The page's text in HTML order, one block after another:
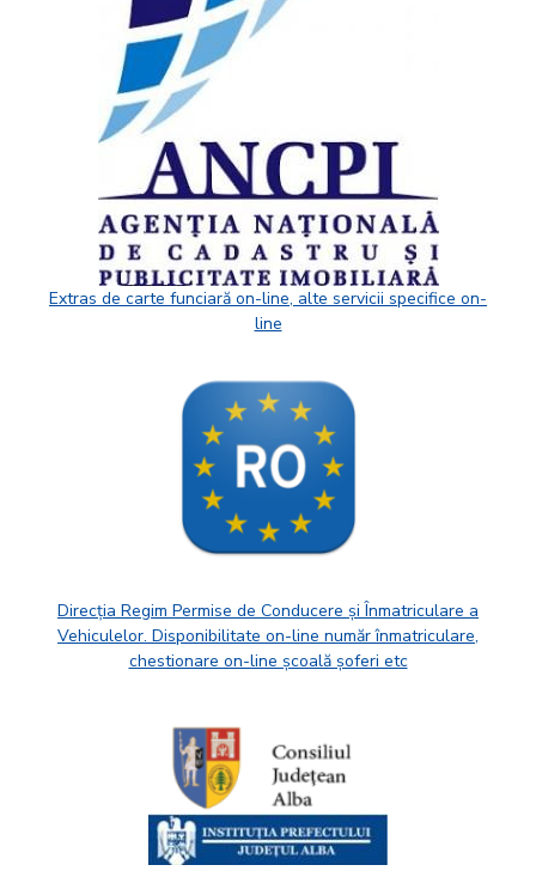
Extras de carte funciară on-line, alte servicii specifice on-
line
Direcția Regim Permise de Conducere și Înmatriculare a
Vehiculelor. Disponibilitate on-line număr înmatriculare,
chestionare on-line școală șoferi etc